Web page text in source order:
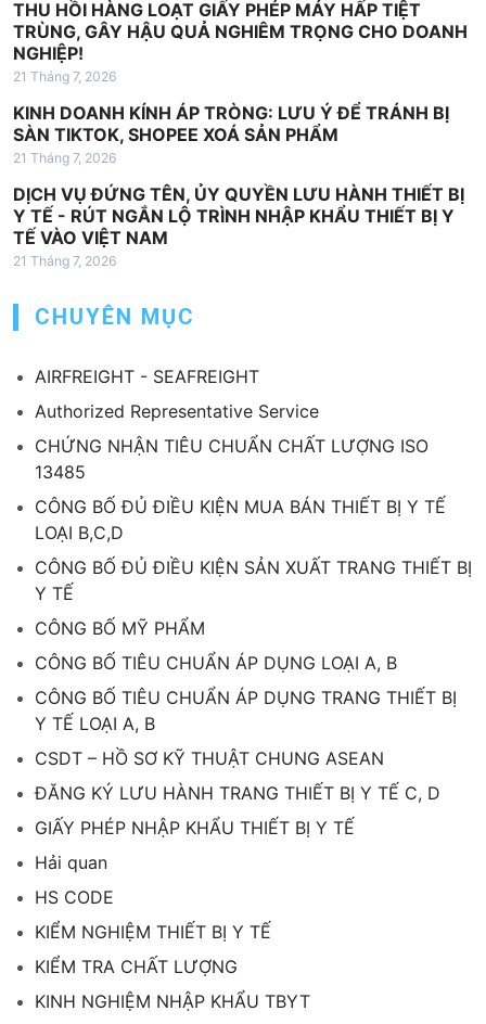
t
THU HỒI HÀNG LOẠT GIẤY PHÉP MÁY HẤP TIỆT
TRÙNG, GÂY HẬU QUẢ NGHIÊM TRỌNG CHO DOANH
NGHIỆP!
21 Tháng 7, 2026
KINH DOANH KÍNH ÁP TRÒNG: LƯU Ý ĐỂ TRÁNH BỊ
SÀN TIKTOK, SHOPEE XOÁ SẢN PHẨM
21 Tháng 7, 2026
DỊCH VỤ ĐỨNG TÊN, ỦY QUYỀN LƯU HÀNH THIẾT BỊ
Y TẾ - RÚT NGẮN LỘ TRÌNH NHẬP KHẨU THIẾT BỊ Y
TẾ VÀO VIỆT NAM
21 Tháng 7, 2026
CHUYÊN MỤC
AIRFREIGHT - SEAFREIGHT
Authorized Representative Service
CHỨNG NHẬN TIÊU CHUẨN CHẤT LƯỢNG ISO
13485
CÔNG BỐ ĐỦ ĐIỀU KIỆN MUA BÁN THIẾT BỊ Y TẾ
LOẠI B,C,D
CÔNG BỐ ĐỦ ĐIỀU KIỆN SẢN XUẤT TRANG THIẾT BỊ
Y TẾ
CÔNG BỐ MỸ PHẨM
CÔNG BỐ TIÊU CHUẨN ÁP DỤNG LOẠI A, B
CÔNG BỐ TIÊU CHUẨN ÁP DỤNG TRANG THIẾT BỊ
Y TẾ LOẠI A, B
CSDT – HỒ SƠ KỸ THUẬT CHUNG ASEAN
ĐĂNG KÝ LƯU HÀNH TRANG THIẾT BỊ Y TẾ C, D
GIẤY PHÉP NHẬP KHẨU THIẾT BỊ Y TẾ
Hải quan
HS CODE
KIỂM NGHIỆM THIẾT BỊ Y TẾ
KIỂM TRA CHẤT LƯỢNG
KINH NGHIỆM NHẬP KHẨU TBYT